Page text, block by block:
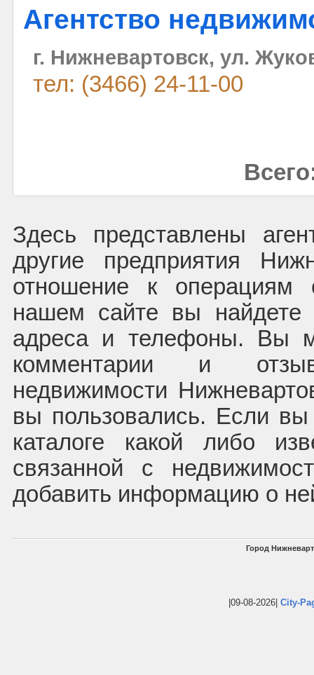
Агентство
г. Нижневартовск, ул.
тел: (3466) 24-11-00
Здесь представлены
другие предприятия
отношение к
нашем сайте вы найдете
адреса и телефоны. Вы
комментарии и
недвижимости
вы пользовались. Если
каталоге какой либо
связанной с
добавить информацию о
Город
|09-08-2026| City-